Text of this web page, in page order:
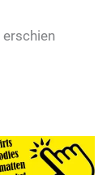
erschien